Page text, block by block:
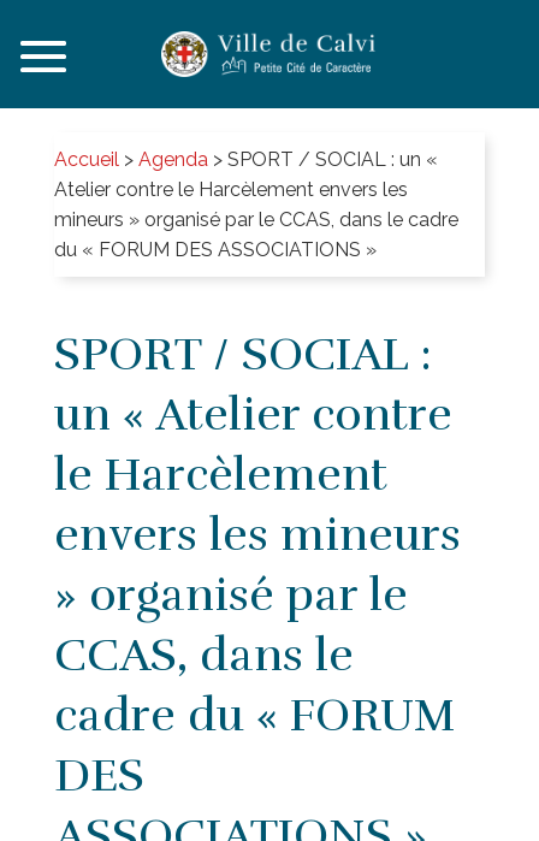
Accueil> Agenda> SPORT / SOCIAL : un «
Atelier contre le Harcèlement envers les
mineurs » organisé par le CCAS, dans le cadre
du « FORUM DES ASSOCIATIONS »
SPORT / SOCIAL :
un « Atelier contre
le Harcèlement
envers les mineurs
» organisé par le
CCAS, dans le
cadre du « FORUM
DES